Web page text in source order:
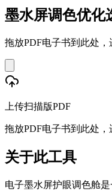
墨水屏调色优化
拖放PDF电子书到此处，
上传扫描版PDF
拖放PDF电子书到此处，
关于此工具
电子墨水屏护眼调色舱